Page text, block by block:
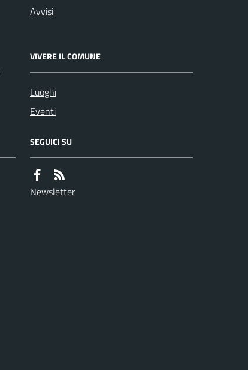
Avvisi
VIVERE IL COMUNE
Luoghi
Eventi
SEGUICI SU
Newsletter